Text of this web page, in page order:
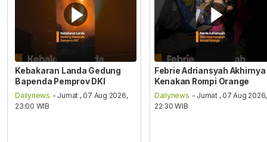
Kebakaran Landa Gedung
Bapenda Pemprov DKI
Dailynews - Jumat , 07 Aug 2026,
23:00 WIB
Febrie Adriansyah Akhirnya
Kenakan Rompi Orange
Dailynews - Jumat , 07 Aug 2026,
22:30 WIB